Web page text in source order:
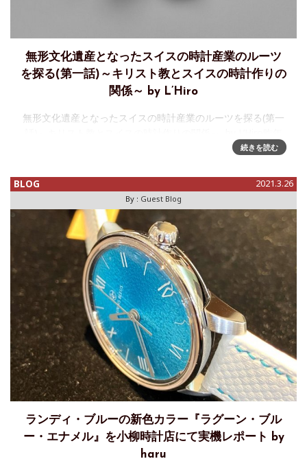
無形文化遺産となったスイスの時計産業のルーツ
を探る(第一話)～キリスト教とスイスの時計作りの
関係～ by L’Hiro
無形文化遺産となったスイスの時計産業のルーツを探る(第一
の12月16日にユネスコ（UNESCO/国連教育科学文化機関）
続きを読む
BLOG 2021.3.26
By : Guest Blog
ランディ・ブルーの新色カラー『ラグーン・ブル
ー・エナメル』を小柳時計店にて実機レポート by
haru